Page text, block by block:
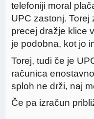
telefoniji moral
UPC zastonj.
precej dražje klice
je podobna, kot jo
Torej, tudi če je
računica
sploh ne drži, naj
Če pa izračun